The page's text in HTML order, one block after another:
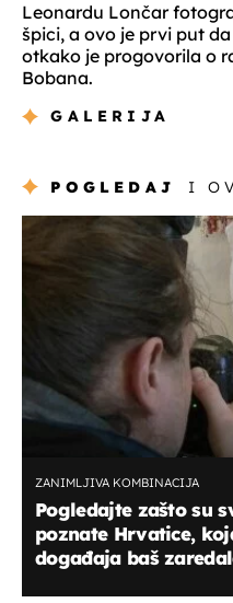
Leonardu Lončar
špici, a ovo je prvi put
otkako je progovorila o
Bobana.
GALERIJA
POGLEDAJ I
ZANIMLJIVA KOMBINACIJA
Pogledajte zašto su
poznate Hrvatice,
događaja baš